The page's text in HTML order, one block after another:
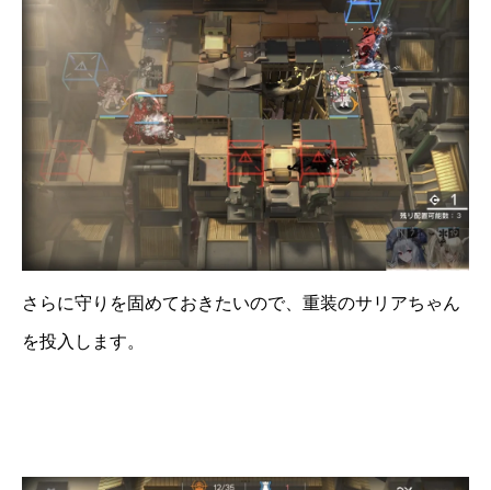
さらに守りを固めておきたいので、重装のサリアちゃん
を投入します。